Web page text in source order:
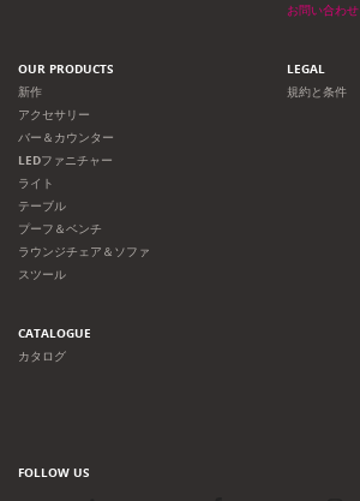
お問い合わせ
OUR PRODUCTS
新作
アクセサリー
バー＆カウンター
LEDファニチャー
ライト
テーブル
プーフ＆ベンチ
ラウンジチェア＆ソファ
スツール
LEGAL
規約と条件
CATALOGUE
カタログ
FOLLOW US